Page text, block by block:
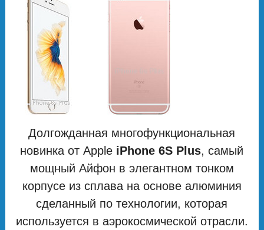
Долгожданная многофункциональная
новинка от Apple iPhone 6S Plus, самый
мощный Айфон в элегантном тонком
корпусе из сплава на основе алюминия
сделанный по технологии, которая
используется в аэрокосмической отрасли.